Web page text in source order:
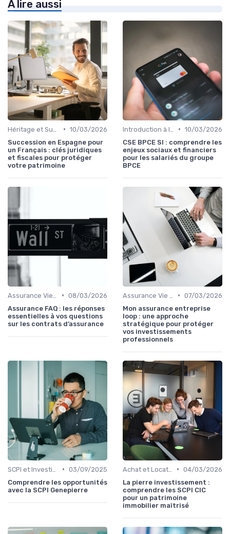
À lire aussi
• 10/03/2026
Succession en Espagne pour
un Français : clés juridiques
et fiscales pour protéger
votre patrimoine
• 10/03/2026
CSE BPCE SI : comprendre les
enjeux sociaux et financiers
pour les salariés du groupe
BPCE
• 08/03/2026
Assurance FAQ : les réponses
essentielles à vos questions
sur les contrats d’assurance
• 07/03/2026
Mon assurance entreprise
loop : une approche
stratégique pour protéger
vos investissements
professionnels
• 03/09/2025
Comprendre les opportunités
avec la SCPI Genepierre
• 04/03/2026
La pierre investissement :
comprendre les SCPI CIC
pour un patrimoine
immobilier maîtrisé